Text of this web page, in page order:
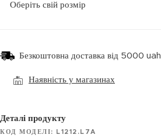
Оберіть свій розмір
Безкоштовна доставка від 5000 uah
Наявність у магазинах
Деталі продукту
КОД МОДЕЛІ: L1212.L7A